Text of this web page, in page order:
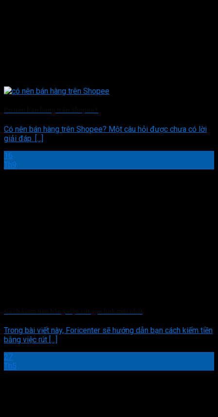
Có nên bán hàng trên Shopee? Một câu hỏi được chưa có lời
giải đáp. [...]
16
Th9
Trong bài viết này, Foricenter sẽ hướng dẫn bạn cách kiếm tiền
bằng việc rút [...]
27
Th5